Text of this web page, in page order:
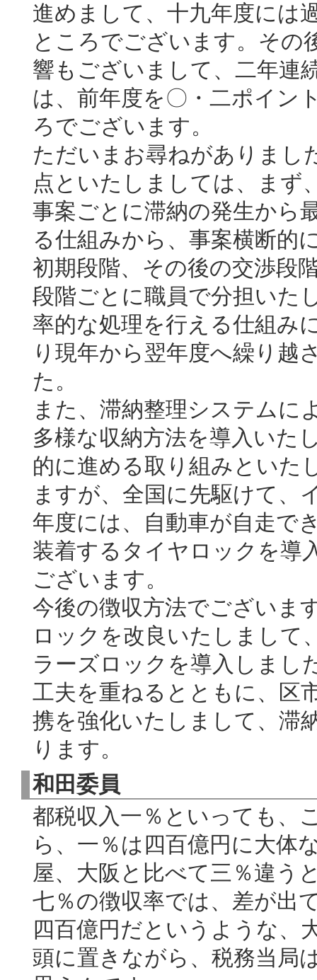
進めまして、十九年度には
ところでございます。その
響もございまして、二年連
は、前年度を〇・二ポイン
ろでございます。
ただいまお尋ねがありまし
点といたしましては、まず
事案ごとに滞納の発生から
る仕組みから、事案横断的
初期段階、その後の交渉段
段階ごとに職員で分担いた
率的な処理を行える仕組み
り現年から翌年度へ繰り越
た。
また、滞納整理システムに
多様な収納方法を導入いた
的に進める取り組みといた
ますが、全国に先駆けて、
年度には、自動車が自走で
装着するタイヤロックを導
ございます。
今後の徴収方法でございま
ロックを改良いたしまして
ラーズロックを導入しまし
工夫を重ねるとともに、区
携を強化いたしまして、滞
ります。
和田委員
都税収入一％といっても、
ら、一％は四百億円に大体
屋、大阪と比べて三％違う
七％の徴収率では、差が出
四百億円だというような、
頭に置きながら、税務当局